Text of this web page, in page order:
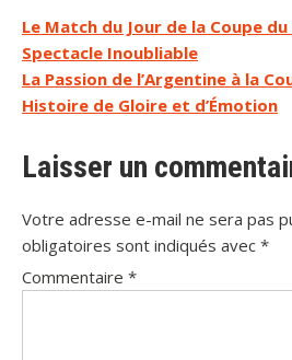
Navigation
de
l’article
Le Match du Jour de la Coupe
Spectacle Inoubliable
La Passion de l’Argentine à la
Histoire de Gloire et d’Émotion
Laisser un
Votre adresse e-mail ne sera pas
obligatoires sont indiqués avec *
Commentaire *